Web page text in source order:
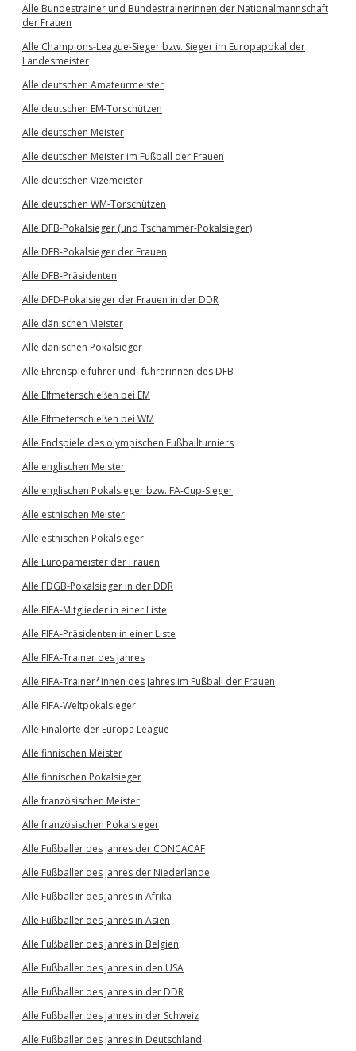
Alle Bundestrainer und Bundestrainerinnen der Nationalmannschaft
der Frauen
Alle Champions-League-Sieger bzw. Sieger im Europapokal der
Landesmeister
Alle deutschen Amateurmeister
Alle deutschen EM-Torschützen
Alle deutschen Meister
Alle deutschen Meister im Fußball der Frauen
Alle deutschen Vizemeister
Alle deutschen WM-Torschützen
Alle DFB-Pokalsieger (und Tschammer-Pokalsieger)
Alle DFB-Pokalsieger der Frauen
Alle DFB-Präsidenten
Alle DFD-Pokalsieger der Frauen in der DDR
Alle dänischen Meister
Alle dänischen Pokalsieger
Alle Ehrenspielführer und -führerinnen des DFB
Alle Elfmeterschießen bei EM
Alle Elfmeterschießen bei WM
Alle Endspiele des olympischen Fußballturniers
Alle englischen Meister
Alle englischen Pokalsieger bzw. FA-Cup-Sieger
Alle estnischen Meister
Alle estnischen Pokalsieger
Alle Europameister der Frauen
Alle FDGB-Pokalsieger in der DDR
Alle FIFA-Mitglieder in einer Liste
Alle FIFA-Präsidenten in einer Liste
Alle FIFA-Trainer des Jahres
Alle FIFA-Trainer*innen des Jahres im Fußball der Frauen
Alle FIFA-Weltpokalsieger
Alle Finalorte der Europa League
Alle finnischen Meister
Alle finnischen Pokalsieger
Alle französischen Meister
Alle französischen Pokalsieger
Alle Fußballer des Jahres der CONCACAF
Alle Fußballer des Jahres der Niederlande
Alle Fußballer des Jahres in Afrika
Alle Fußballer des Jahres in Asien
Alle Fußballer des Jahres in Belgien
Alle Fußballer des Jahres in den USA
Alle Fußballer des Jahres in der DDR
Alle Fußballer des Jahres in der Schweiz
Alle Fußballer des Jahres in Deutschland